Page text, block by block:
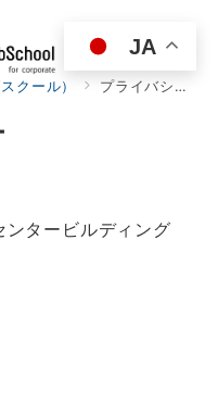
クール） プライバシーポリシー
タービルディング
JA